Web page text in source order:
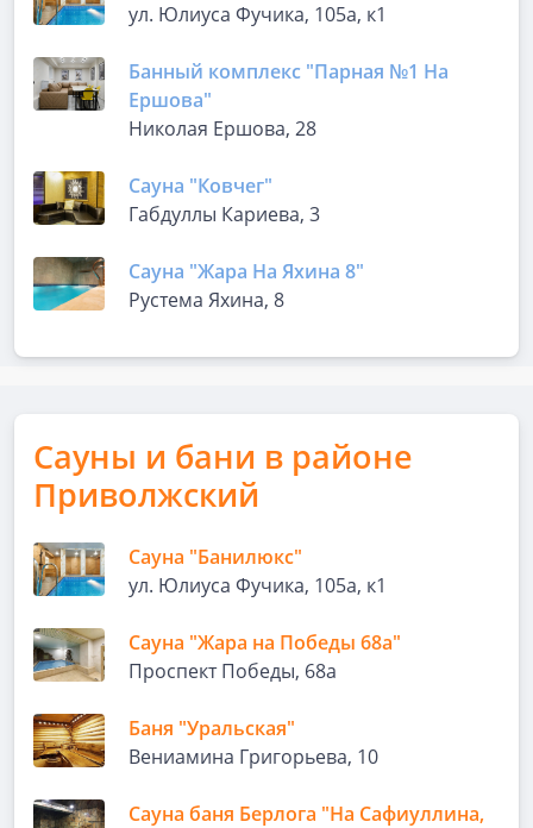
ул. Юлиуса Фучика, 105а, к1
Банный комплекс "Парная №1 На
Ершова"
Николая Ершова, 28
Сауна "Ковчег"
Габдуллы Кариева, 3
Сауна "Жара На Яхина 8"
​Рустема Яхина, 8
Сауны и бани в районе
Приволжский
Сауна "Банилюкс"
ул. Юлиуса Фучика, 105а, к1
Сауна "Жара на Победы 68а"
Проспект Победы, 68а
Баня "Уральская"
Вениамина Григорьева, 10
Сауна баня Берлога "На Сафиуллина,